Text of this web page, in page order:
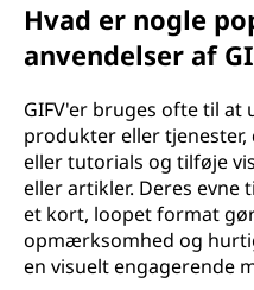
Hvad er nogle
anvendelser af
GIFV'er bruges ofte til at
produkter eller
eller tutorials og tilføje
eller artikler. Deres
et kort, loopet format
opmærksomhed og
en visuelt engagerende